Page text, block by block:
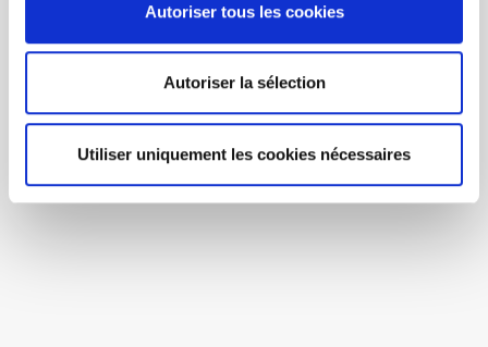
Autoriser tous les cookies
Autoriser la sélection
Utiliser uniquement les cookies nécessaires